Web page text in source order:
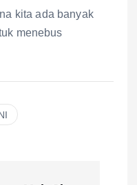
kita ada banyak
menebus